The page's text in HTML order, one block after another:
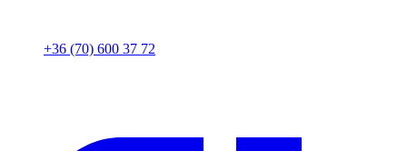
+36 (70) 600 37 72